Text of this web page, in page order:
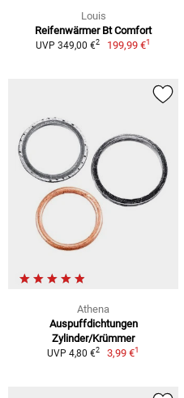
Louis
Reifenwärmer Bt Comfort
UVP 349,00 €2 199,99 €1
Athena
Auspuffdichtungen
Zylinder/Krümmer
UVP 4,80 €2 3,99 €1